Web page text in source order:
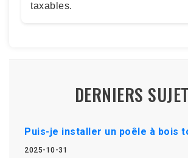
taxables.
DERNIERS
Puis-je installer un poêle à bois
2025-10-31